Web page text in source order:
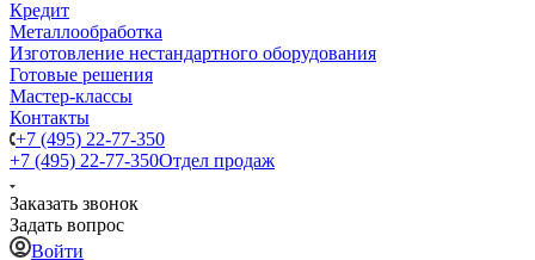
Кредит
Металлообработка
Изготовление нестандартного оборудования
Готовые решения
Мастер-классы
Контакты
+7 (495) 22-77-350
+7 (495) 22-77-350Отдел продаж
Заказать звонок
Задать вопрос
Войти